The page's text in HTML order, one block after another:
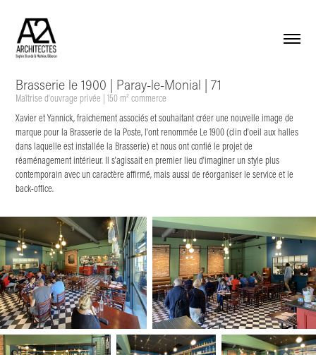
Brasserie le 1900 | Paray-le-Monial | 71
Maîtrise d'ouvrage privée | 150 m² commerce
Xavier et Yannick, fraichement associés et souhaitant créer une nouvelle image de
marque pour la Brasserie de la Poste, l'ont renommée Le 1900 (clin d'oeil aux halles
dans laquelle est installée la Brasserie) et nous ont confié le projet de
réaménagement intérieur. Il s'agissait en premier lieu d'imaginer un style plus
contemporain avec un caractère affirmé, mais aussi de réorganiser le service et le
back-office.​​​​​​​